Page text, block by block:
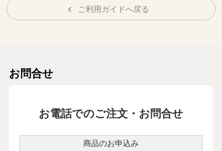
ご利用ガイドへ戻る
お問合せ
お電話でのご注文・お問合せ
商品のお申込み